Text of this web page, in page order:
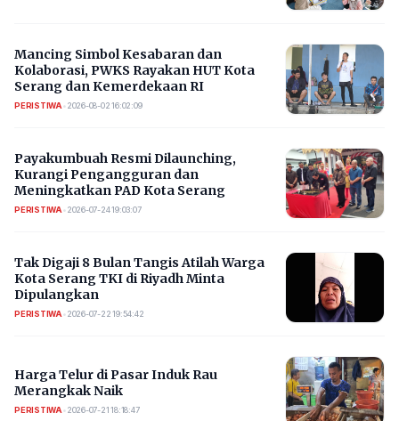
Mancing Simbol Kesabaran dan
Kolaborasi, PWKS Rayakan HUT Kota
Serang dan Kemerdekaan RI
PERISTIWA• 2026-08-02 16:02:09
Payakumbuah Resmi Dilaunching,
Kurangi Pengangguran dan
Meningkatkan PAD Kota Serang
PERISTIWA• 2026-07-24 19:03:07
​Tak Digaji 8 Bulan Tangis Atilah Warga
Kota Serang TKI di Riyadh Minta
Dipulangkan
PERISTIWA• 2026-07-22 19:54:42
Harga Telur di Pasar Induk Rau
Merangkak Naik
PERISTIWA• 2026-07-21 18:18:47